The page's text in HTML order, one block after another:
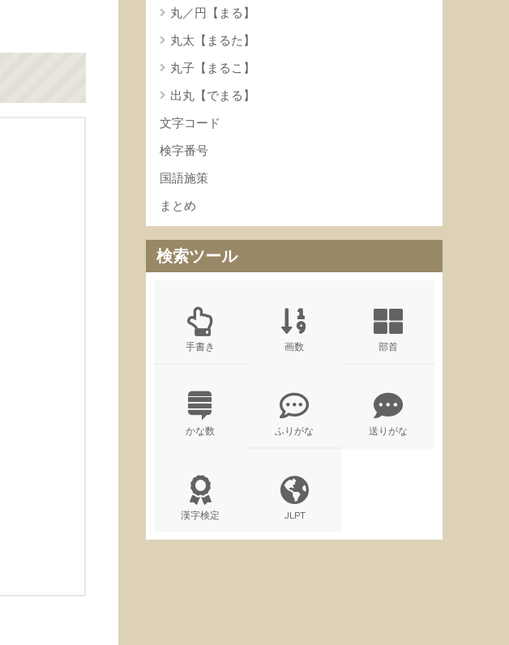
丸／円【まる】
丸太【まるた】
丸子【まるこ】
出丸【でまる】
文字コード
検字番号
国語施策
まとめ
検索ツール
手書き 画数 部首
かな数 ふりがな 送りがな
漢字検定 JLPT